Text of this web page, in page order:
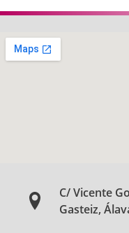
C/ Vicente
Gasteiz,